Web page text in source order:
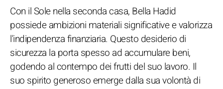
Con il Sole nella seconda casa, Bella Hadid
possiede ambizioni materiali significative e valorizza
l'indipendenza finanziaria. Questo desiderio di
sicurezza la porta spesso ad accumulare beni,
godendo al contempo dei frutti del suo lavoro. Il
suo spirito generoso emerge dalla sua volontà di